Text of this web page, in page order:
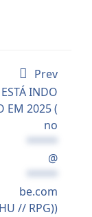
Prev
INDO
EM 2025 (
no
*****
@
*****
be.com
// RPG))